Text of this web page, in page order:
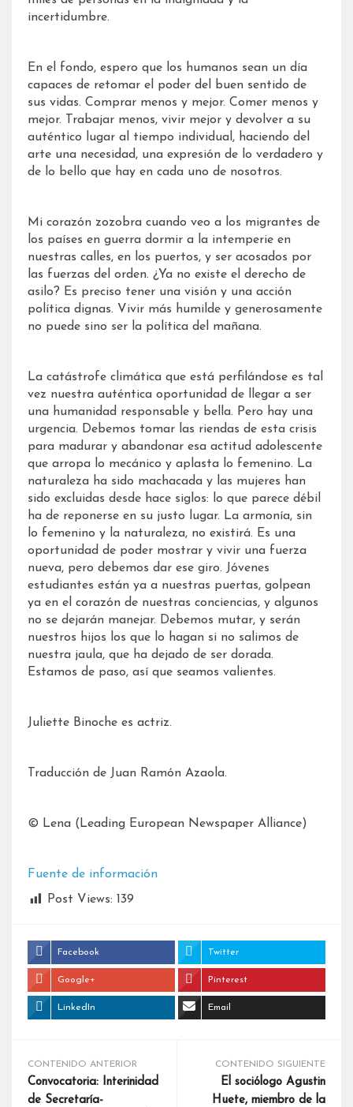
incertidumbre.
En el fondo, espero que los humanos sean un día
capaces de retomar el poder del buen sentido de
sus vidas. Comprar menos y mejor. Comer menos y
mejor. Trabajar menos, vivir mejor y devolver a su
auténtico lugar al tiempo individual, haciendo del
arte una necesidad, una expresión de lo verdadero y
de lo bello que hay en cada uno de nosotros.
Mi corazón zozobra cuando veo a los migrantes de
los países en guerra dormir a la intemperie en
nuestras calles, en los puertos, y ser acosados por
las fuerzas del orden. ¿Ya no existe el derecho de
asilo? Es preciso tener una visión y una acción
política dignas. Vivir más humilde y generosamente
no puede sino ser la política del mañana.
La catástrofe climática que está perfilándose es tal
vez nuestra auténtica oportunidad de llegar a ser
una humanidad responsable y bella. Pero hay una
urgencia. Debemos tomar las riendas de esta crisis
para madurar y abandonar esa actitud adolescente
que arropa lo mecánico y aplasta lo femenino. La
naturaleza ha sido machacada y las mujeres han
sido excluidas desde hace siglos: lo que parece débil
ha de reponerse en su justo lugar. La armonía, sin
lo femenino y la naturaleza, no existirá. Es una
oportunidad de poder mostrar y vivir una fuerza
nueva, pero debemos dar ese giro. Jóvenes
estudiantes están ya a nuestras puertas, golpean
ya en el corazón de nuestras conciencias, y algunos
no se dejarán manejar. Debemos mutar, y serán
nuestros hijos los que lo hagan si no salimos de
nuestra jaula, que ha dejado de ser dorada.
Estamos de paso, así que seamos valientes.
Juliette Binoche es actriz.
Traducción de Juan Ramón Azaola.
© Lena (Leading European Newspaper Alliance)
Fuente de información
Post Views: 139
Facebook Twitter
Google+ Pinterest
LinkedIn Email
CONTENIDO ANTERIOR
Convocatoria: Interinidad
de Secretaría-
CONTENIDO SIGUIENTE
El sociólogo Agustin
Huete, miembro de la